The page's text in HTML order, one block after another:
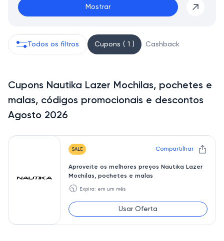
Mostrar
Todos os filtros Cupons ( 1 ) Cashback
Cupons Nautika Lazer Mochilas, pochetes e
malas, códigos promocionais e descontos
Agosto 2026
SALE Compartilhar
Aproveite os melhores preços Nautika Lazer
Mochilas, pochetes e malas
🕥 Expira: em um mês
Usar Oferta